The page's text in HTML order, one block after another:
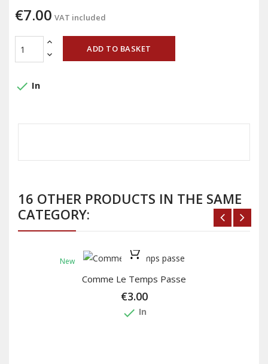
€7.00 VAT included
ADD TO BASKET
done In
16 OTHER PRODUCTS IN THE SAME
CATEGORY:
New
Comme Le Temps Passe
€3.00
done In